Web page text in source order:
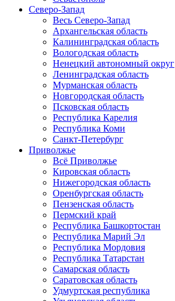
Северо-Запад
Весь Северо-Запад
Архангельская область
Калининградская область
Вологодская область
Ненецкий автономный округ
Ленинградская область
Мурманская область
Новгородская область
Псковская область
Республика Карелия
Республика Коми
Санкт-Петербург
Приволжье
Всё Приволжье
Кировская область
Нижегородская область
Оренбургская область
Пензенская область
Пермский край
Республика Башкортостан
Республика Марий Эл
Республика Мордовия
Республика Татарстан
Самарская область
Саратовская область
Удмуртская республика